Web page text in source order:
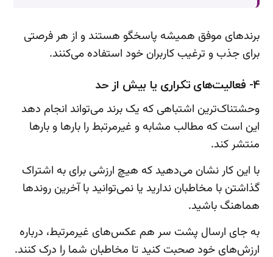
برندهای موفق همیشه پاسخگو هستند و از هر فرصتی
برای جذب و ترغیب کاربران خود استفاده می‌کنند.
4- فعالیت‌های تکراری یا بیش از حد
وحشتناک‌ترین اشتباهی که یک برند می‌تواند انجام دهد
این است که مطالب مشابه و غیرمرتبط را بارها و بارها
منتشر کند.
با این کار نشان می‌دهید که هیچ ارزشی برای به اشتراک
گذاشتن با مخاطبان ندارید یا نمی‌توانید با آخرین روندها
هماهنگ باشید.
به جای ارسال پشت سر هم عکس‌های غیرمرتبط، درباره
ارزش‌های خود صحبت کنید تا مخاطبان شما را درک کنند.